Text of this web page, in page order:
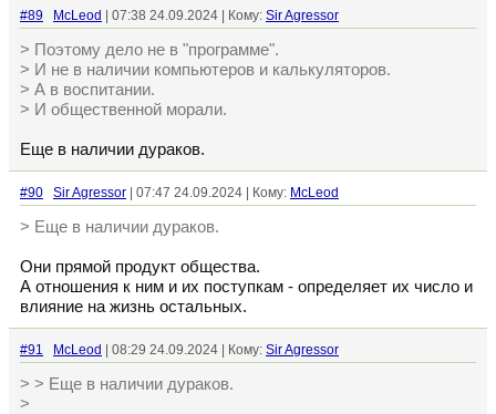
#89 McLeod | 07:38 24.09.2024 | Кому: Sir Agressor
> Поэтому дело не в "программе".
> И не в наличии компьютеров и калькуляторов.
> А в воспитании.
> И общественной морали.
Еще в наличии дураков.
#90 Sir Agressor | 07:47 24.09.2024 | Кому: McLeod
> Еще в наличии дураков.
Они прямой продукт общества.
А отношения к ним и их поступкам - определяет их число и
влияние на жизнь остальных.
#91 McLeod | 08:29 24.09.2024 | Кому: Sir Agressor
> > Еще в наличии дураков.
>